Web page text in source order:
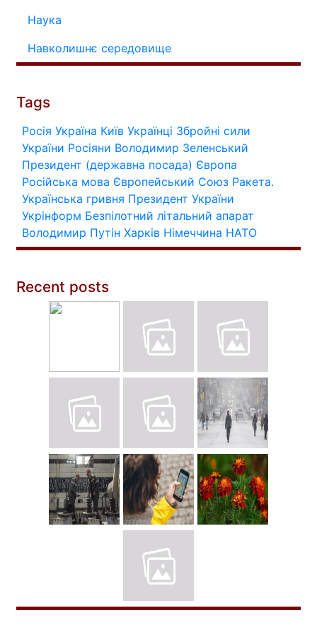
Наука
Навколишнє середовище
Tags
Росія Україна Київ Українці Збройні сили
України Росіяни Володимир Зеленський
Президент (державна посада) Європа
Російська мова Європейський Союз Ракета.
Українська гривня Президент України
Укрінформ Безпілотний літальний апарат
Володимир Путін Харків Німеччина НАТО
Recent posts